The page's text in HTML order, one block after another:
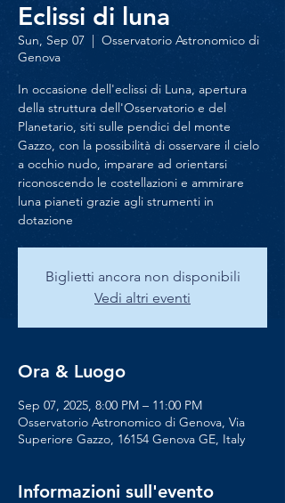
Eclissi di luna
Sun, Sep 07
  |
Osservatorio Astronomico di
Genova
In occasione dell'eclissi di Luna, apertura
della struttura dell'Osservatorio e del
Planetario, siti sulle pendici del monte
Gazzo, con la possibilità di osservare il cielo
a occhio nudo, imparare ad orientarsi
riconoscendo le costellazioni e ammirare
luna pianeti grazie agli strumenti in
dotazione
Biglietti ancora non disponibili
Vedi altri eventi
Ora & Luogo
Sep 07, 2025, 8:00 PM – 11:00 PM
Osservatorio Astronomico di Genova, Via
Superiore Gazzo, 16154 Genova GE, Italy
Informazioni sull'evento